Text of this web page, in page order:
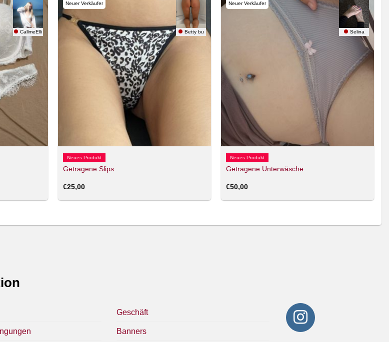
CallmeElli
Neuer Verkäufer
Betty bu
Neues Produkt
Getragene Slips
€25,00
Neuer Verkäufer
Selina
Neues Produkt
Getragene Unterwäsche
€50,00
Geschäft
Banners